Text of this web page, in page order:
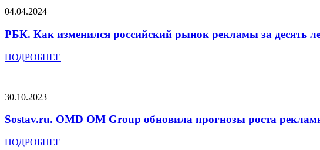
04.04.2024
РБК. Как изменился российский рынок рекламы за десять
ПОДРОБНЕЕ
30.10.2023
Sostav.ru. OMD OM Group обновила прогнозы роста
ПОДРОБНЕЕ